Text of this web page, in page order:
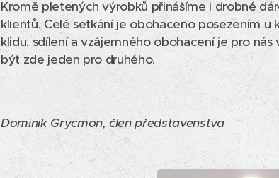
Kromě pletených výrobků přinášíme i drobné
klientů. Celé setkání je obohaceno posezením u
klidu, sdílení a vzájemného obohacení je pro
být zde jeden pro druhého.
Dominik Grycmon, člen představenstva